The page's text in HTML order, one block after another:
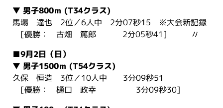
▼ 男子800ｍ (T34クラス)
馬場 達也 2位／6人中 2分07秒15 ※大会新記録
[優勝： 古畑 篤郎 2分05秒41] 〃
■9月2日（日）
▼ 男子1500ｍ (T54クラス)
久保 恒造 3位／10人中 3分09秒51
[優勝： 樋口 政幸 3分09秒30]